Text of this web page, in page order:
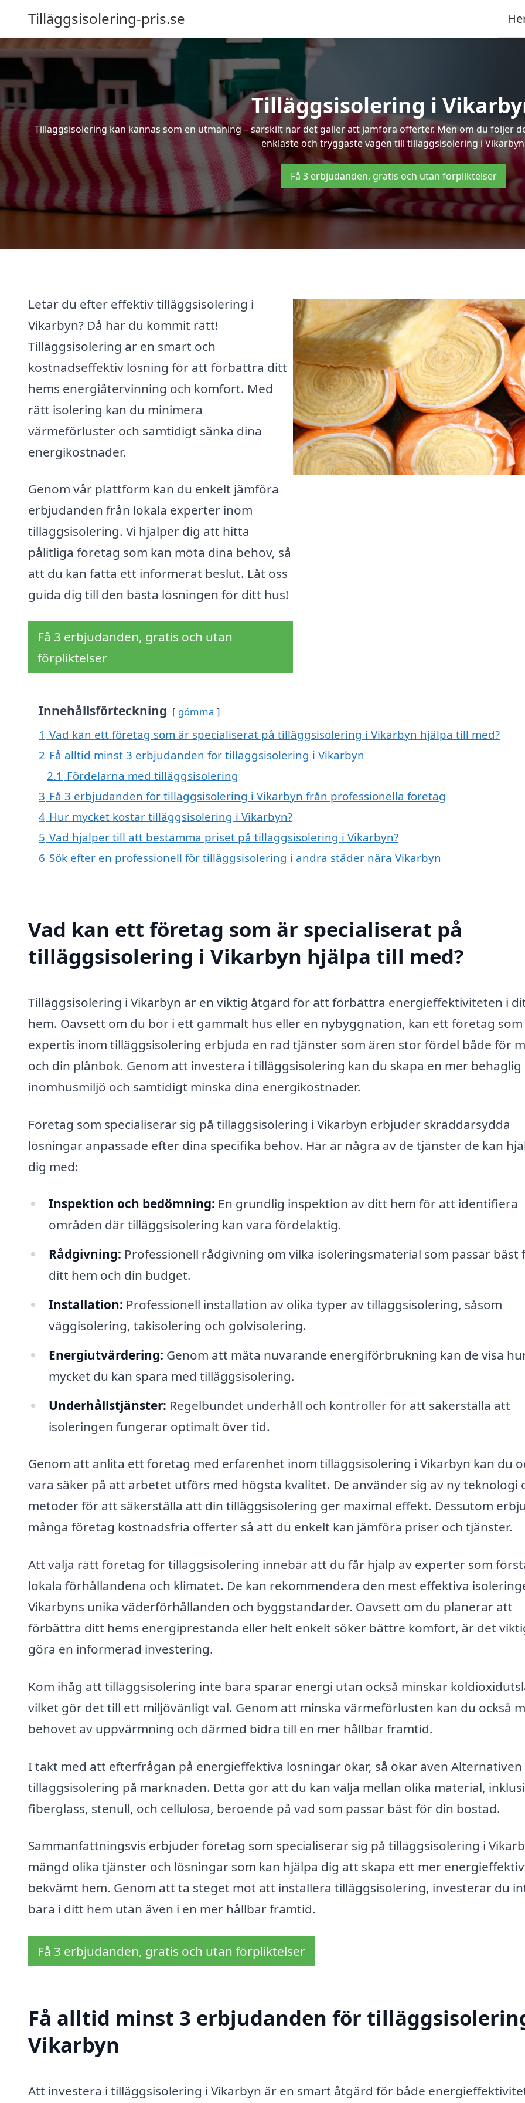
Tilläggsisolering-pris.se
Tilläggsisolering i
Tilläggsisolering kan kännas som en utmaning – särskilt när det gäller att jämföra offerter. Men om du följer
enklaste och tryggaste vägen till tilläggsisolering i
Få 3 erbjudanden, gratis och utan förpliktelser
Letar du efter effektiv tilläggsisolering i
Vikarbyn? Då har du kommit rätt!
Tilläggsisolering är en smart och
kostnadseffektiv lösning för att förbättra ditt
hems energiåtervinning och komfort. Med
rätt isolering kan du minimera
värmeförluster och samtidigt sänka dina
energikostnader.
Genom vår plattform kan du enkelt jämföra
erbjudanden från lokala experter inom
tilläggsisolering. Vi hjälper dig att hitta
pålitliga företag som kan möta dina behov, så
att du kan fatta ett informerat beslut. Låt oss
guida dig till den bästa lösningen för ditt hus!
Få 3 erbjudanden, gratis och utan
förpliktelser
Innehållsförteckning gömma
1 Vad kan ett företag som är specialiserat på tilläggsisolering i Vikarbyn hjälpa till med?
2 Få alltid minst 3 erbjudanden för tilläggsisolering i Vikarbyn
2.1 Fördelarna med tilläggsisolering
3 Få 3 erbjudanden för tilläggsisolering i Vikarbyn från professionella företag
4 Hur mycket kostar tilläggsisolering i Vikarbyn?
5 Vad hjälper till att bestämma priset på tilläggsisolering i Vikarbyn?
6 Sök efter en professionell för tilläggsisolering i andra städer nära Vikarbyn
Vad kan ett företag som är specialiserat på
tilläggsisolering i Vikarbyn hjälpa till med?
Tilläggsisolering i Vikarbyn är en viktig åtgärd för att förbättra energieffektiviteten i
hem. Oavsett om du bor i ett gammalt hus eller en nybyggnation, kan ett företag
expertis inom tilläggsisolering erbjuda en rad tjänster som ären stor fördel både för
och din plånbok. Genom att investera i tilläggsisolering kan du skapa en mer behaglig
inomhusmiljö och samtidigt minska dina energikostnader.
Företag som specialiserar sig på tilläggsisolering i Vikarbyn erbjuder skräddarsydda
lösningar anpassade efter dina specifika behov. Här är några av de tjänster de kan
dig med:
Inspektion och bedömning: En grundlig inspektion av ditt hem för att identifiera
områden där tilläggsisolering kan vara fördelaktig.
Rådgivning: Professionell rådgivning om vilka isoleringsmaterial som passar bäst
ditt hem och din budget.
Installation: Professionell installation av olika typer av tilläggsisolering, såsom
väggisolering, takisolering och golvisolering.
Energiutvärdering: Genom att mäta nuvarande energiförbrukning kan de visa
mycket du kan spara med tilläggsisolering.
Underhållstjänster: Regelbundet underhåll och kontroller för att säkerställa att
isoleringen fungerar optimalt över tid.
Genom att anlita ett företag med erfarenhet inom tilläggsisolering i Vikarbyn kan du
vara säker på att arbetet utförs med högsta kvalitet. De använder sig av ny teknologi
metoder för att säkerställa att din tilläggsisolering ger maximal effekt. Dessutom
många företag kostnadsfria offerter så att du enkelt kan jämföra priser och tjänster.
Att välja rätt företag för tilläggsisolering innebär att du får hjälp av experter som
lokala förhållandena och klimatet. De kan rekommendera den mest effektiva
Vikarbyns unika väderförhållanden och byggstandarder. Oavsett om du planerar att
förbättra ditt hems energiprestanda eller helt enkelt söker bättre komfort, är det
göra en informerad investering.
Kom ihåg att tilläggsisolering inte bara sparar energi utan också minskar
vilket gör det till ett miljövänligt val. Genom att minska värmeförlusten kan du också
behovet av uppvärmning och därmed bidra till en mer hållbar framtid.
I takt med att efterfrågan på energieffektiva lösningar ökar, så ökar även
tilläggsisolering på marknaden. Detta gör att du kan välja mellan olika material,
fiberglass, stenull, och cellulosa, beroende på vad som passar bäst för din bostad.
Sammanfattningsvis erbjuder företag som specialiserar sig på tilläggsisolering i
mängd olika tjänster och lösningar som kan hjälpa dig att skapa ett mer
bekvämt hem. Genom att ta steget mot att installera tilläggsisolering, investerar du
bara i ditt hem utan även i en mer hållbar framtid.
Få 3 erbjudanden, gratis och utan förpliktelser
Få alltid minst 3 erbjudanden för
Vikarbyn
Att investera i tilläggsisolering i Vikarbyn är en smart åtgärd för både